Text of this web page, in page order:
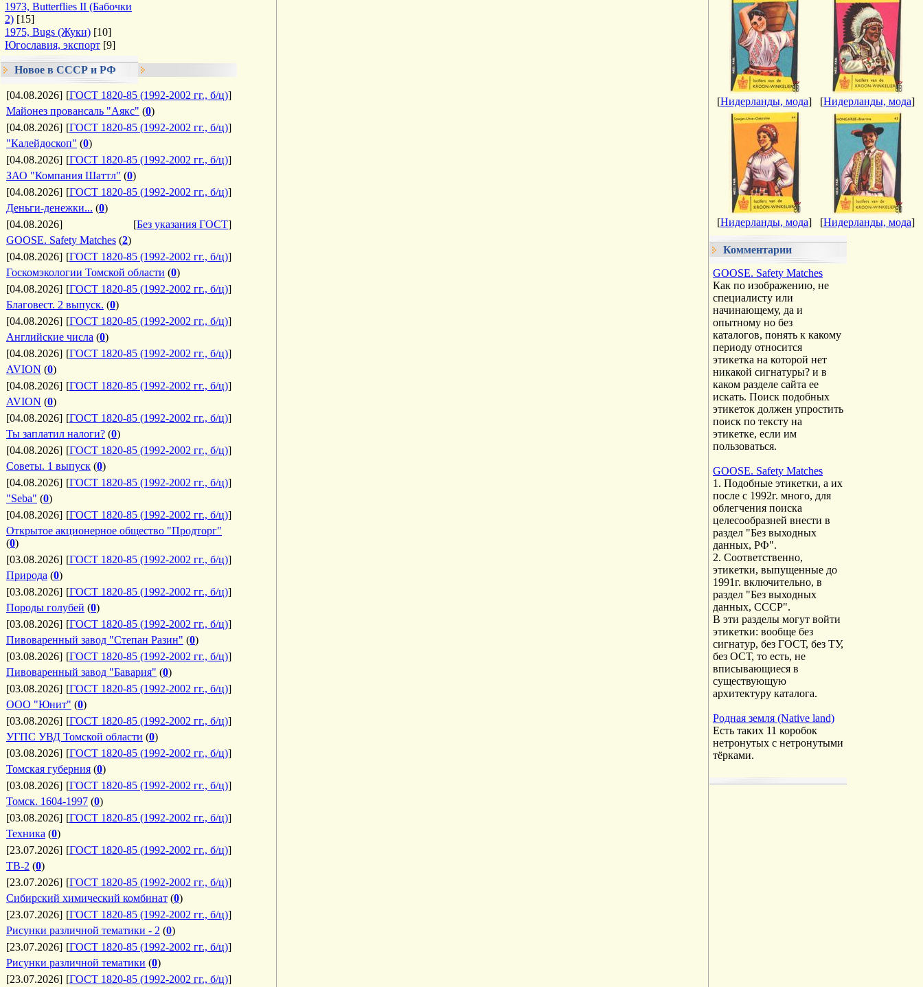
1973, Butterflies II (Бабочки
2) [15]
1975, Bugs (Жуки) [10]
Югославия, экспорт [9]
Новое в СССР и РФ
[04.08.2026] [ГОСТ 1820-85 (1992-2002 гг., б/ц)]
Майонез провансаль "Аякс" (0)
[04.08.2026] [ГОСТ 1820-85 (1992-2002 гг., б/ц)]
"Калейдоскоп" (0)
[04.08.2026] [ГОСТ 1820-85 (1992-2002 гг., б/ц)]
ЗАО "Компания Шаттл" (0)
[04.08.2026] [ГОСТ 1820-85 (1992-2002 гг., б/ц)]
Деньги-денежки... (0)
[04.08.2026]
[Без указания ГОСТ]
GOOSE. Safety Matches (2)
[04.08.2026] [ГОСТ 1820-85 (1992-2002 гг., б/ц)]
Госкомэкологии Томской области (0)
[04.08.2026] [ГОСТ 1820-85 (1992-2002 гг., б/ц)]
Благовест. 2 выпуск. (0)
[04.08.2026] [ГОСТ 1820-85 (1992-2002 гг., б/ц)]
Английские числа (0)
[04.08.2026] [ГОСТ 1820-85 (1992-2002 гг., б/ц)]
AVION (0)
[04.08.2026] [ГОСТ 1820-85 (1992-2002 гг., б/ц)]
AVION (0)
[04.08.2026] [ГОСТ 1820-85 (1992-2002 гг., б/ц)]
Ты заплатил налоги? (0)
[04.08.2026] [ГОСТ 1820-85 (1992-2002 гг., б/ц)]
Советы. 1 выпуск (0)
[04.08.2026] [ГОСТ 1820-85 (1992-2002 гг., б/ц)]
"Seba" (0)
[04.08.2026] [ГОСТ 1820-85 (1992-2002 гг., б/ц)]
Открытое акционерное общество "Продторг"
(0)
[03.08.2026] [ГОСТ 1820-85 (1992-2002 гг., б/ц)]
Природа (0)
[03.08.2026] [ГОСТ 1820-85 (1992-2002 гг., б/ц)]
Породы голубей (0)
[03.08.2026] [ГОСТ 1820-85 (1992-2002 гг., б/ц)]
Пивоваренный завод "Степан Разин" (0)
[03.08.2026] [ГОСТ 1820-85 (1992-2002 гг., б/ц)]
Пивоваренный завод "Бавария" (0)
[03.08.2026] [ГОСТ 1820-85 (1992-2002 гг., б/ц)]
ООО "Юнит" (0)
[03.08.2026] [ГОСТ 1820-85 (1992-2002 гг., б/ц)]
УГПС УВД Томской области (0)
[03.08.2026] [ГОСТ 1820-85 (1992-2002 гг., б/ц)]
Томская губерния (0)
[03.08.2026] [ГОСТ 1820-85 (1992-2002 гг., б/ц)]
Томск. 1604-1997 (0)
[03.08.2026] [ГОСТ 1820-85 (1992-2002 гг., б/ц)]
Техника (0)
[23.07.2026] [ГОСТ 1820-85 (1992-2002 гг., б/ц)]
ТВ-2 (0)
[23.07.2026] [ГОСТ 1820-85 (1992-2002 гг., б/ц)]
Сибирский химический комбинат (0)
[23.07.2026] [ГОСТ 1820-85 (1992-2002 гг., б/ц)]
Рисунки различной тематики - 2 (0)
[23.07.2026] [ГОСТ 1820-85 (1992-2002 гг., б/ц)]
Рисунки различной тематики (0)
[23.07.2026] [ГОСТ 1820-85 (1992-2002 гг., б/ц)]
[Нидерланды, мода] [Нидерланды, мода]
[Нидерланды, мода] [Нидерланды, мода]
Комментарии
GOOSE. Safety Matches
Как по изображению, не
специалисту или
начинающему, да и
опытному но без
каталогов, понять к какому
периоду относится
этикетка на которой нет
никакой сигнатуры? и в
каком разделе сайта ее
искать. Поиск подобных
этикеток должен упростить
поиск по тексту на
этикетке, если им
пользоваться.
GOOSE. Safety Matches
1. Подобные этикетки, а их
после с 1992г. много, для
облегчения поиска
целесообразней внести в
раздел "Без выходных
данных, РФ".
2. Соответственно,
этикетки, выпущенные до
1991г. включительно, в
раздел "Без выходных
данных, СССР".
В эти разделы могут войти
этикетки: вообще без
сигнатур, без ГОСТ, без ТУ,
без ОСТ, то есть, не
вписывающиеся в
существующую
архитектуру каталога.
Родная земля (Native land)
Есть таких 11 коробок
нетронутых с нетронутыми
тёрками.